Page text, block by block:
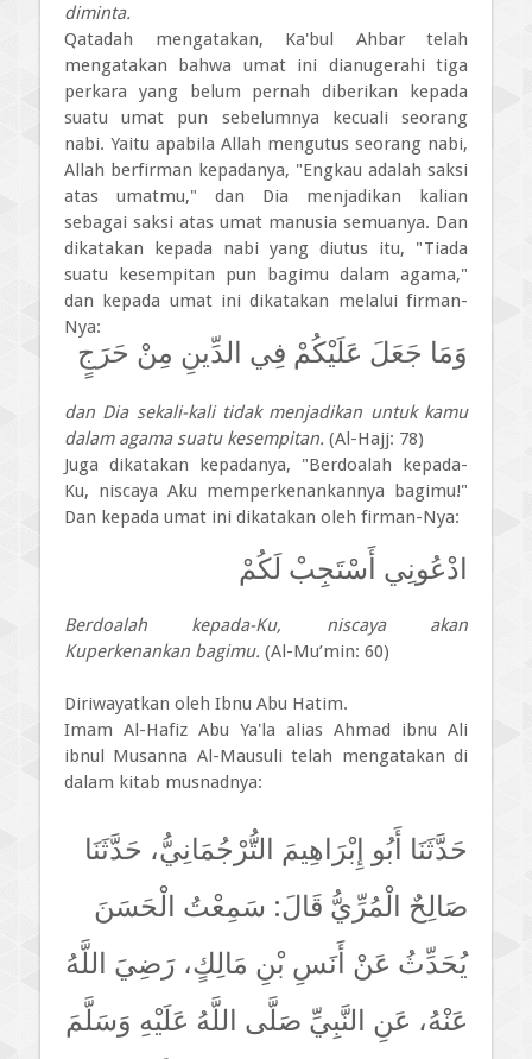
diminta.
Qatadah mengatakan, Ka'bul Ahbar telah
mengatakan bahwa umat ini dianugerahi tiga
perkara yang belum pernah diberikan kepada
suatu umat pun sebelumnya kecuali seorang
nabi. Yaitu apabila Allah mengutus seorang nabi,
Allah berfirman kepadanya, "Engkau adalah saksi
atas umatmu," dan Dia menjadikan kalian
sebagai saksi atas umat manusia semuanya. Dan
dikatakan kepada nabi yang diutus itu, "Tiada
suatu kesempitan pun bagimu dalam agama,"
dan kepada umat ini dikatakan melalui firman-
Nya:
وَمَا جَعَلَ عَلَيْكُمْ فِي الدِّينِ مِنْ حَرَجٍ
dan Dia sekali-kali tidak menjadikan untuk kamu
dalam agama suatu kesempitan. (Al-Hajj: 78)
Juga dikatakan kepadanya, "Berdoalah kepada-
Ku, niscaya Aku memper­kenankannya bagimu!"
Dan kepada umat ini dikatakan oleh firman-Nya:
ادْعُونِي أَسْتَجِبْ لَكُمْ
Berdoalah kepada-Ku, niscaya akan
Kuperkenankan bagimu. (Al-Mu’min: 60)
Diriwayatkan oleh Ibnu Abu Hatim.
Imam Al-Hafiz Abu Ya'la alias Ahmad ibnu Ali
ibnul Musanna Al-Mausuli telah mengatakan di
dalam kitab musnadnya:
حَدَّثَنَا أَبُو إِبْرَاهِيمَ التُّرْجُمَانِيُّ، حَدَّثَنَا
صَالِحٌ الْمُرِّيُّ قَالَ: سَمِعْتُ الْحَسَنَ
يُحَدِّثُ عَنْ أَنَسِ بْنِ مَالِكٍ، رَضِيَ اللَّهُ
عَنْهُ، عَنِ النَّبِيِّ صَلَّى اللَّهُ عَلَيْهِ وَسَلَّمَ